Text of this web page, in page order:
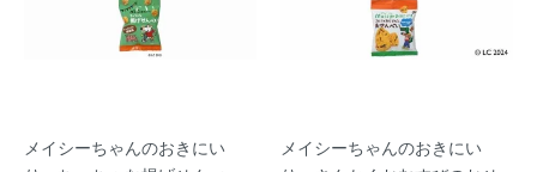
メイシーちゃんのおきにい
メイシーちゃんのおきにい